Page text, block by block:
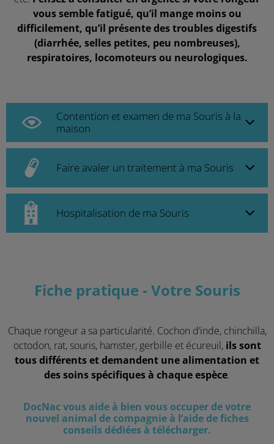
vous semble fatigué, qu’il mange moins ou
difficilement, qu’il présente des troubles digestifs
(diarrhée, selles petites, peu nombreuses),
respiratoires, locomoteurs ou neurologiques.
Contention et examen de ma Souris à la
maison
Faire avaler un traitement à ma Souris
Hospitalisation de ma Souris
Fiche pratique - Votre Souris
Chaque rongeur a sa particularité. Cochon d’inde, chinchilla,
octodon, rat, souris, hamster, gerbille et écureuil, ils sont
tous différents et demandent une alimentation et
des soins spécifiques à chaque espèce.
DocNac vous aide à bien vous occuper de votre
nouvel animal de compagnie à l’aide de fiches
conseils dédiées à télécharger.